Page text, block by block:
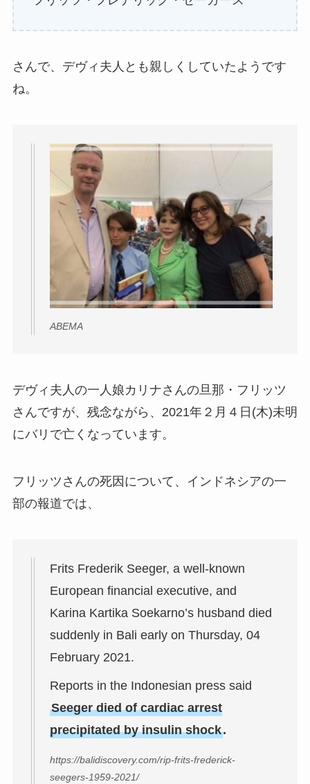
さんで、デヴィ夫人とも親しくしていたようです
ね。
ABEMA
デヴィ夫人の一人娘カリナさんの旦那・フリッツ
さんですが、残念ながら、2021年２月４日(木)未明
にバリで亡くなっています。
フリッツさんの死因について、インドネシアの一
部の報道では、
Frits Frederik Seeger, a well-known
European financial executive, and
Karina Kartika Soekarno’s husband died
suddenly in Bali early on Thursday, 04
February 2021.
Reports in the Indonesian press said
Seeger died of cardiac arrest
precipitated by insulin shock.
https://balidiscovery.com/rip-frits-frederick-
seegers-1959-2021/